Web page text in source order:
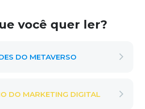
você quer ler?
DO METAVERSO
DO MARKETING DIGITAL